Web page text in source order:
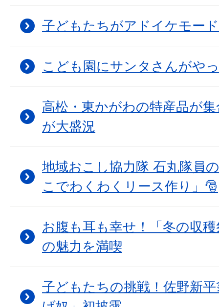
子どもたちがアドイケモー
こども園にサンタさんがや
高松・東かがわの特産品が
が大盛況
地域おこし協力隊 石丸隊員
こでわくわくリース作り」🎅
お腹も耳も幸せ！「冬の収
の魅力を満喫
子どもたちの挑戦！佐野新